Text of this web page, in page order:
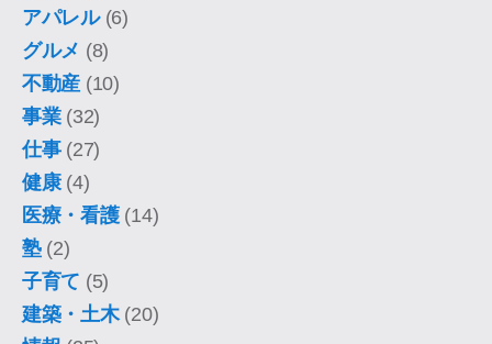
アパレル(6)
グルメ (8)
不動産 (10)
事業(32)
仕事(27)
健康(4)
医療・看護(14)
塾(2)
子育て (5)
建築・土木(20)